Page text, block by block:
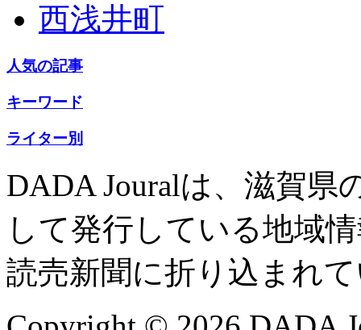
西浅井町
人気の記事
キーワード
ライター別
DADA Jouralは、滋賀県
して発行している地域
読売新聞に折り込まれ